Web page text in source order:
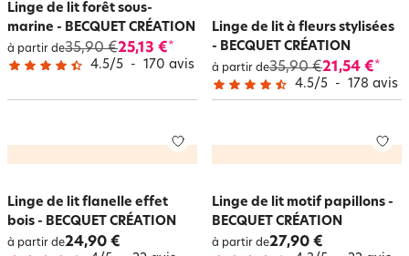
Linge de lit forêt sous-
marine - BECQUET CRÉATION
à partir de35,90 €25,13 €*
4.5/5 - 170 avis
Linge de lit à fleurs stylisées
- BECQUET CRÉATION
à partir de35,90 €21,54 €*
4.5/5 - 178 avis
Linge de lit flanelle effet
bois - BECQUET CRÉATION
à partir de24,90 €
Linge de lit motif papillons -
BECQUET CRÉATION
à partir de27,90 €